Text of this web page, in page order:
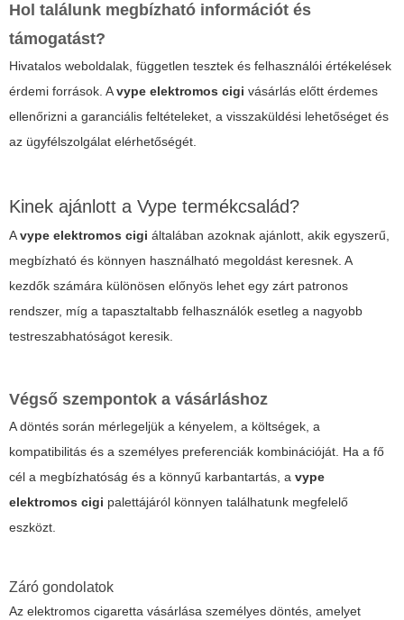
Hol találunk megbízható információt és
támogatást?
Hivatalos weboldalak, független tesztek és felhasználói értékelések
érdemi források. Avype elektromos cigi vásárlás előtt érdemes
ellenőrizni a garanciális feltételeket, a visszaküldési lehetőséget és
az ügyfélszolgálat elérhetőségét.
Kinek ajánlott a Vype termékcsalád?
Avype elektromos cigi általában azoknak ajánlott, akik egyszerű,
megbízható és könnyen használható megoldást keresnek. A
kezdők számára különösen előnyös lehet egy zárt patronos
rendszer, míg a tapasztaltabb felhasználók esetleg a nagyobb
testreszabhatóságot keresik.
Végső szempontok a vásárláshoz
A döntés során mérlegeljük a kényelem, a költségek, a
kompatibilitás és a személyes preferenciák kombinációját. Ha a fő
cél a megbízhatóság és a könnyű karbantartás, a vype
elektromos cigi palettájáról könnyen találhatunk megfelelő
eszközt.
Záró gondolatok
Az elektromos cigaretta vásárlása személyes döntés, amelyet